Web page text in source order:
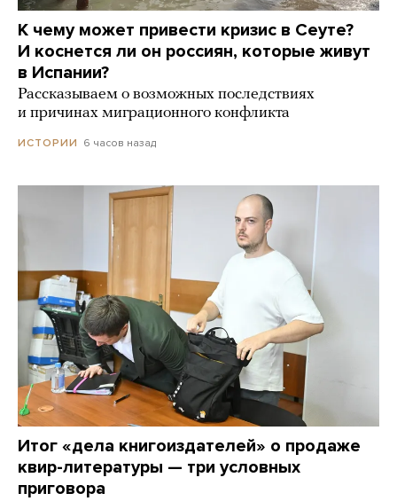
К чему может привести кризис в Сеуте?
И коснется ли он россиян, которые живут
в Испании?
Рассказываем о возможных последствиях
и причинах миграционного конфликта
ИСТОРИИ 6 часов назад
Итог «дела книгоиздателей» о продаже
квир-литературы — три условных
приговора